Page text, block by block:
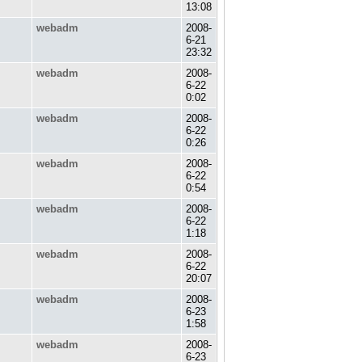
13:08
webadm
2008-
6-21
23:32
webadm
2008-
6-22
0:02
webadm
2008-
6-22
0:26
webadm
2008-
6-22
0:54
webadm
2008-
6-22
1:18
webadm
2008-
6-22
20:07
webadm
2008-
6-23
1:58
webadm
2008-
6-23